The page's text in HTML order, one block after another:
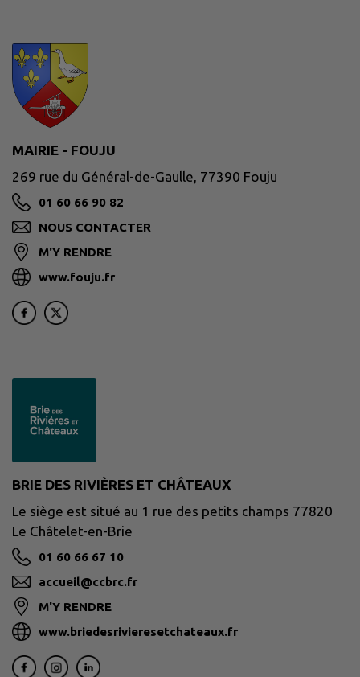
MAIRIE - FOUJU
269 rue du Général-de-Gaulle, 77390 Fouju
01 60 66 90 82
NOUS CONTACTER
M'Y RENDRE
www.fouju.fr
BRIE DES RIVIÈRES ET CHÂTEAUX
Le siège est situé au 1 rue des petits champs 77820
Le Châtelet-en-Brie
01 60 66 67 10
accueil@ccbrc.fr
M'Y RENDRE
www.briedesrivieresetchateaux.fr